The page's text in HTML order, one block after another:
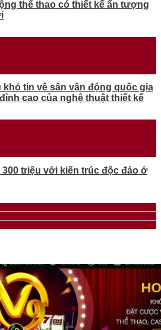
thể thao có thiết kế ấn tượng
khó tin về sân vận động quốc gia
cao của nghệ thuật thiết kế
300 triệu với kiến trúc độc đáo ở